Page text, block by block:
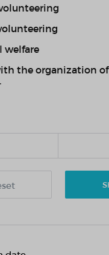
welfare
the organization